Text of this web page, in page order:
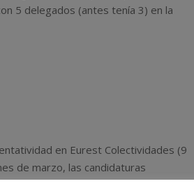
5 delegados (antes tenía 3) en la
en Eurest Colectividades (9
de marzo, las candidaturas
65 delegados, aumentando